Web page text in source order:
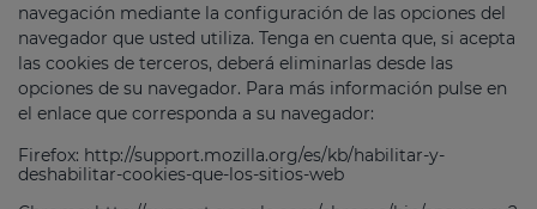
navegación mediante la configuración de las opciones del
navegador que usted utiliza. Tenga en cuenta que, si acepta
las cookies de terceros, deberá eliminarlas desde las
opciones de su navegador. Para más información pulse en
el enlace que corresponda a su navegador:
Firefox: http://support.mozilla.org/es/kb/habilitar-y-
deshabilitar-cookies-que-los-sitios-web